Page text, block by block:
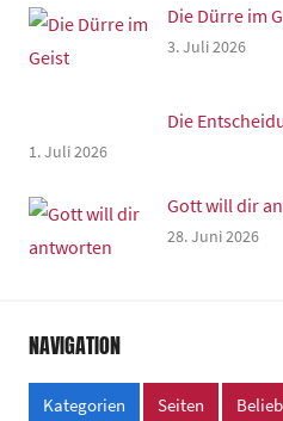
Die Dürre im
3. Juli 2026
Die
1. Juli 2026
Gott will dir
28. Juni 2026
NAVIGATION
Kategorien Seiten